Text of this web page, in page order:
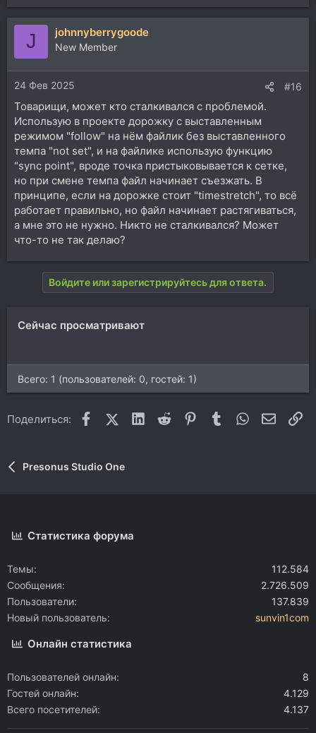
J johnnyberrygoode
New Member
24 Фев 2025 #16
Товарищи, может кто сталкивался с проблемой.
Использую в проекте дорожку с выставленным
режимом "follow" на нём файлик без выставленного
темпа "not set", и на файлике использую функцию
"sync point", вроде точка пристыковывается к сетке,
но при смене темпа файл начинает съезжать. В
принципе, если на дорожке стоит "timestretch", то всё
работает правильно, но файл начинает растягиваться,
а мне это не нужно. Никто не сталкивался? Может
что-то не так делаю?
Войдите или зарегистрируйтесь для ответа.
Сейчас просматривают
Всего: 1 (пользователей: 0, гостей: 1)
Поделиться: FacebookX (Twitter)
LinkedIn
Reddit Pinterest
Tumblr WhatsApp
Presonus Studio One
Статистика форума
Темы
112.584
Сообщения
2.726.509
Пользователи
137.839
Новый пользователь
sunvin1com
Онлайн статистика
Пользователей онлайн
8
Гостей онлайн
4.129
Всего посетителей
4.137